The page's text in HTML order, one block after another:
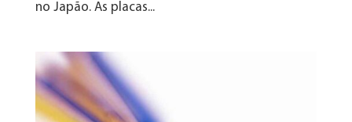
no Japão. As placas...